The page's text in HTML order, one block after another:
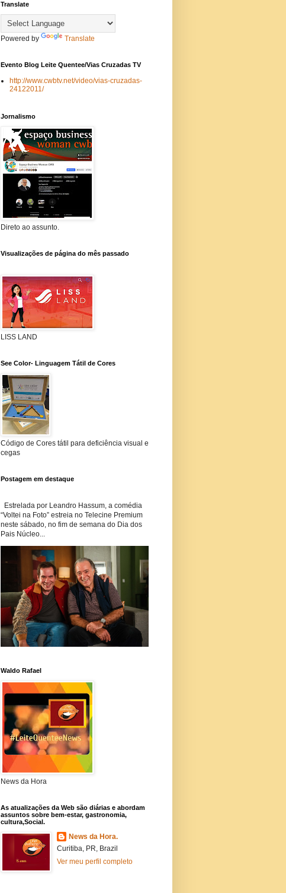
Translate
Powered by Translate
Evento Blog Leite Quentee/Vias Cruzadas TV
http://www.cwbtv.net/video/vias-cruzadas-
24122011/
Jornalismo
Direto ao assunto.
Visualizações de página do mês passado
LISS LAND
See Color- Linguagem Tátil de Cores
Código de Cores tátil para deficiência visual e
cegas
Postagem em destaque
Estrelada por Leandro Hassum, a comédia
“Voltei na Foto” estreia no Telecine Premium
neste sábado, no fim de semana do Dia dos
Pais Núcleo...
Waldo Rafael
News da Hora
As atualizações da Web são diárias e abordam
assuntos sobre bem-estar, gastronomia,
cultura,Social.
News da Hora.
Curitiba, PR, Brazil
Ver meu perfil completo